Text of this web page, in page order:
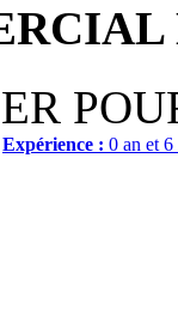
Expérience : 0 an et 6